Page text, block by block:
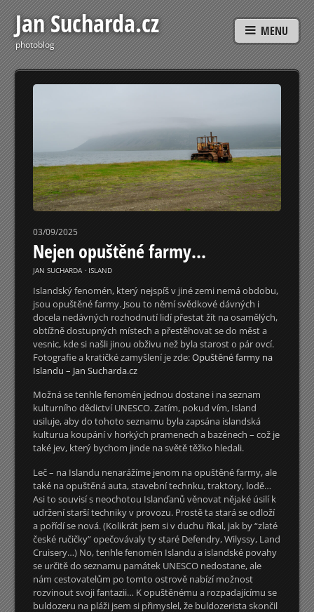
Jan Sucharda.cz
photoblog
MENU
03/09/2025
Nejen opuštěné farmy…
JAN SUCHARDA ⋅ ISLAND
Islandský fenomén, který nejspíš v jiné zemi nemá obdobu,
jsou opuštěné farmy. Jsou to němí svědkové dávných i
docela nedávných rozhodnutí lidí přestat žít na osamělých,
obtížně dostupných místech a přestěhovat se do měst a
vesnic, kde si našli jinou obživu než byla starost o pár ovcí.
Fotografie a kratičké zamyšlení je zde:Opuštěné farmy na
Islandu – Jan Sucharda.cz
Možná se tenhle fenomén jednou dostane i na seznam
kulturního dědictví UNESCO. Zatím, pokud vím, Island
usiluje, aby do tohoto seznamu byla zapsána islandská
kulturua koupání v horkých pramenech a bazénech – což je
také jev, který bychom jinde na světě těžko hledali.
Leč – na Islandu nenarážíme jenom na opuštěné farmy, ale
také na opuštěná auta, stavební technku, traktory, lodě…
Asi to souvisí s neochotou Islanďanů věnovat nějaké úsilí k
udržení starší techniky v provozu. Prostě ta stará se odloží
a pořídí se nová. (Kolikrát jsem si v duchu říkal, jak by “zlaté
české ručičky” opečovávaly ty staré Defendry, Wilyssy, Land
Cruisery…) No, tenhle fenomén Islandu a islandské povahy
se určitě do seznamu památek UNESCO nedostane, ale
nám cestovatelům po tomto ostrově nabízí možnost
rozvinout svoji fantazii… K opuštěnému a rozpadajícímu se
buldozeru na pláži jsem si přimyslel, že buldozerista skončil